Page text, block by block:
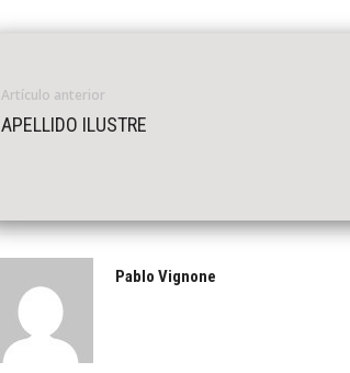
Artículo anterior
APELLIDO ILUSTRE
Pablo Vignone